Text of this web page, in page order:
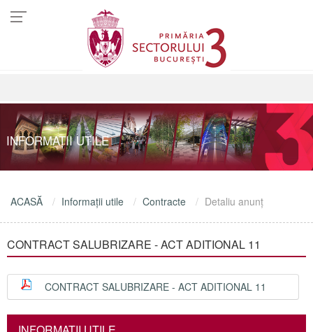
INFORMAŢII UTILE
ACASĂ Informaţii utile Contracte Detaliu anunţ
CONTRACT SALUBRIZARE - ACT ADITIONAL 11
CONTRACT SALUBRIZARE - ACT ADITIONAL 11